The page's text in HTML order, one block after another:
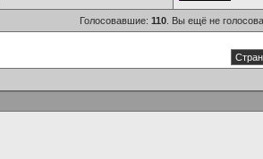
Голосовавшие: 110 . Вы ещё не